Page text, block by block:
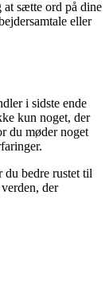
sætte ord på dine
eller
i sidste ende
kun noget, der
du møder noget
bedre rustet til
der